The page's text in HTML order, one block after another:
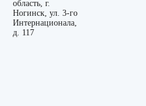
область, г.
Ногинск, ул. 3-го
Интернационала,
д. 117